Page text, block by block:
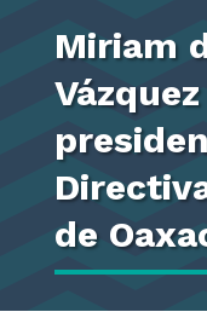
Miriam
de